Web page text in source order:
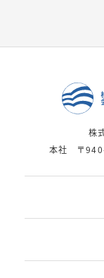
株
本社 〒